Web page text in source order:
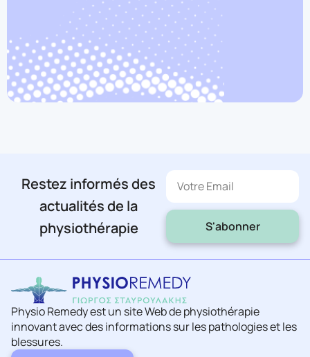
Restez informés des
actualités de la
physiothérapie
S'abonner
Physio Remedy est un site Web de physiothérapie
innovant avec des informations sur les pathologies et les
blessures.